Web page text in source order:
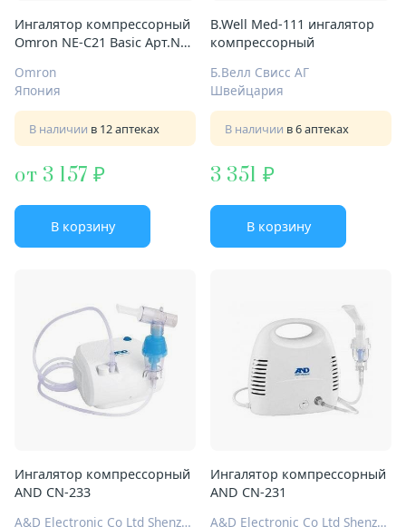
Ингалятор компрессорный
Omron NE-C21 Basic Арт.NE-
Omron
Япония
В наличии в 12 аптеках
от 3 157
В корзину
B.Well Med-111 ингалятор
компрессорный
Б.Велл Свисс АГ
Швейцария
В наличии в 6 аптеках
3 351
В корзину
Ингалятор компрессорный
AND CN-233
A&D Electronic Co Ltd Shenzhen
Ингалятор компрессорный
AND CN-231
A&D Electronic Co Ltd Shenzhen